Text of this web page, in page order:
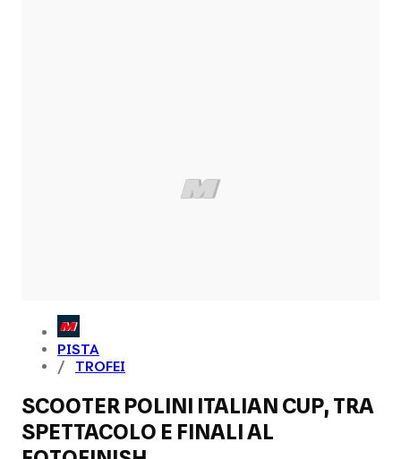
PISTA
TROFEI
SCOOTER POLINI ITALIAN CUP, TRA
SPETTACOLO E FINALI AL